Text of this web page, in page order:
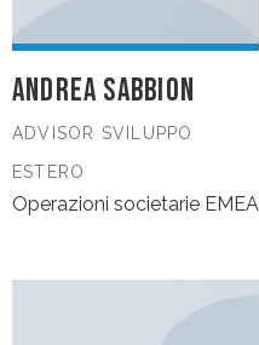
ANDREA SABBION
ADVISOR SVILUPPO
ESTERO
Operazioni societarie EMEA